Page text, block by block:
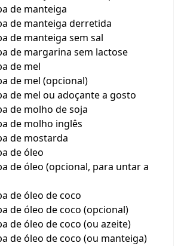
de manteiga
de manteiga derretida
de manteiga sem sal
de margarina sem lactose
de mel
de mel (opcional)
de mel ou adoçante a gosto
de molho de soja
de molho inglês
de mostarda
de óleo
de óleo (opcional, para untar a
de óleo de coco
de óleo de coco (opcional)
de óleo de coco (ou azeite)
de óleo de coco (ou manteiga)